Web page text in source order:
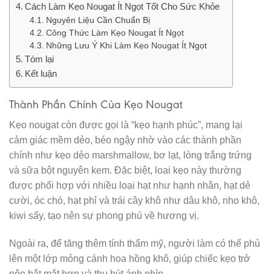
Cách Làm Kẹo Nougat Ít Ngọt Tốt Cho Sức Khỏe
Nguyên Liệu Cần Chuẩn Bị
Công Thức Làm Kẹo Nougat Ít Ngọt
Những Lưu Ý Khi Làm Kẹo Nougat Ít Ngọt
Tóm lại
Kết luận
Thành Phần Chính Của Kẹo Nougat
Kẹo nougat còn được gọi là “kẹo hạnh phúc”, mang lại
cảm giác mềm dẻo, béo ngậy nhờ vào các thành phần
chính như kẹo dẻo marshmallow, bơ lạt, lòng trắng trứng
và sữa bột nguyên kem. Đặc biệt, loại kẹo này thường
được phối hợp với nhiều loại hạt như hạnh nhân, hạt dẻ
cười, óc chó, hạt phỉ và trái cây khô như dâu khô, nho khô,
kiwi sấy, tạo nên sự phong phú về hương vị.
Ngoài ra, để tăng thêm tính thẩm mỹ, người làm có thể phủ
lên một lớp mỏng cánh hoa hồng khô, giúp chiếc kẹo trở